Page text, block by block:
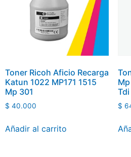
Toner Ricoh Aficio Recarga
Katun 1022 MP171 1515
Mp 301
$ 40.000
Añadir al carrito
Tdi
$